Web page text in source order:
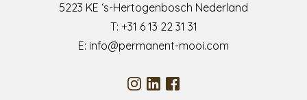
5223 KE ‘s-Hertogenbosch Nederland
T: +31 6 13 22 31 31
E: info@permanent-mooi.com